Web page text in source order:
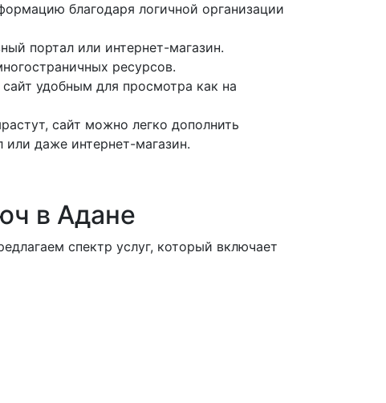
благодаря логичной организации
портал или интернет-магазин.
ресурсов.
удобным для просмотра как на
сайт можно легко дополнить
даже интернет-магазин.
в Адане
спектр услуг, который включает